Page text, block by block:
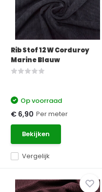
Rib Stof 12 W Corduroy
Marine Blauw
Vergelijk
Op voorraad
€ 6,90 Per meter
Bekijken